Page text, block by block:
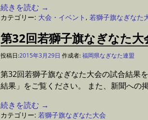
続きを読む →
カテゴリー: 大会・イベント , 若獅子旗なぎなた
第32回若獅子旗なぎなた
投稿日:2015年3月29日 作成者:福岡県なぎなた連盟
第32回若獅子旗なぎなた大会の試合結果
結果」をご覧ください。 また、新聞への
続きを読む →
カテゴリー: 若獅子旗なぎなた大会